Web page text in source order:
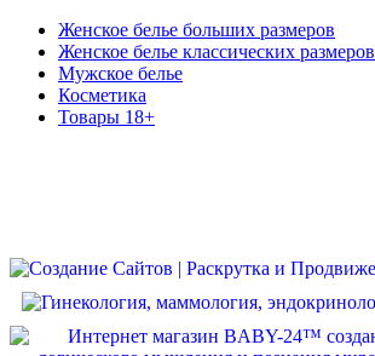
Женское белье больших размеров
Женское белье классических размеров
Мужское белье
Косметика
Товары 18+